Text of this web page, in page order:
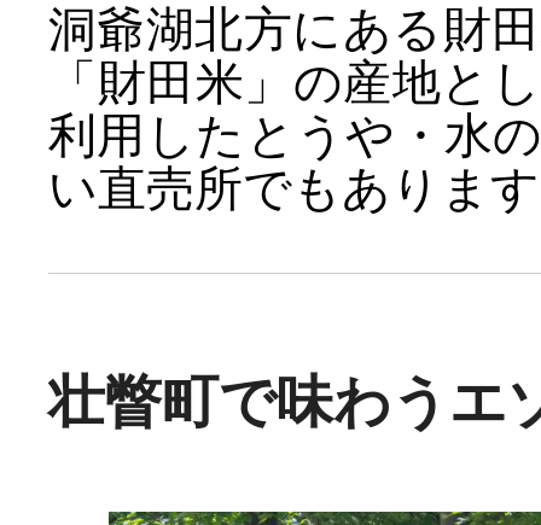
洞爺湖北方にある財
「財田米」の産地と
利用したとうや・水
い直売所でもありま
壮瞥町で味わうエ